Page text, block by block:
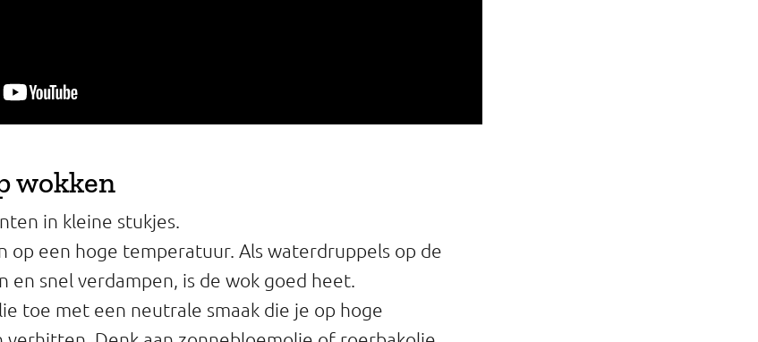
wokken
in kleine stukjes.
op een hoge temperatuur. Als waterdruppels op de
en snel verdampen, is de wok goed heet.
toe met een neutrale smaak die je op hoge